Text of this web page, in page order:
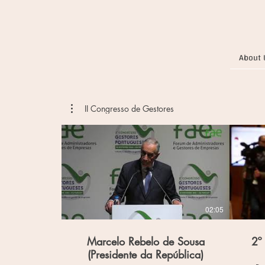
About
II Congresso de Gestores
02:05
Marcelo Rebelo de Sousa
(Presidente da República)